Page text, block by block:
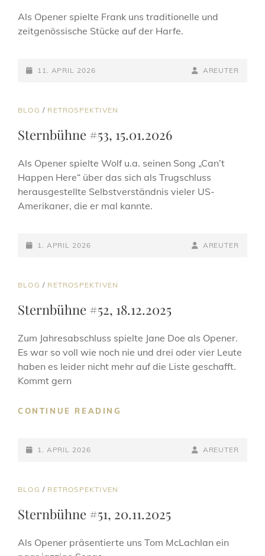
Als Opener spielte Frank uns traditionelle und
zeitgenössische Stücke auf der Harfe.
POSTED-
11. APRIL 2026
BY
BYLINE
AREUTER
CAT
BLOG / RETROSPEKTIVEN
Sternbühne #53, 15.01.2026
Als Opener spielte Wolf u.a. seinen Song „Can’t
Happen Here“ über das sich als Trugschluss
herausgestellte Selbstverständnis vieler US-
Amerikaner, die er mal kannte.
POSTED-
1. APRIL 2026
BY
BYLINE
AREUTER
CAT
BLOG / RETROSPEKTIVEN
Sternbühne #52, 18.12.2025
Zum Jahresabschluss spielte Jane Doe als Opener.
Es war so voll wie noch nie und drei oder vier Leute
haben es leider nicht mehr auf die Liste geschafft.
Kommt gern
CONTINUE READING
POSTED-
1. APRIL 2026
BY
BYLINE
AREUTER
CAT
BLOG / RETROSPEKTIVEN
Sternbühne #51, 20.11.2025
Als Opener präsentierte uns Tom McLachlan ein